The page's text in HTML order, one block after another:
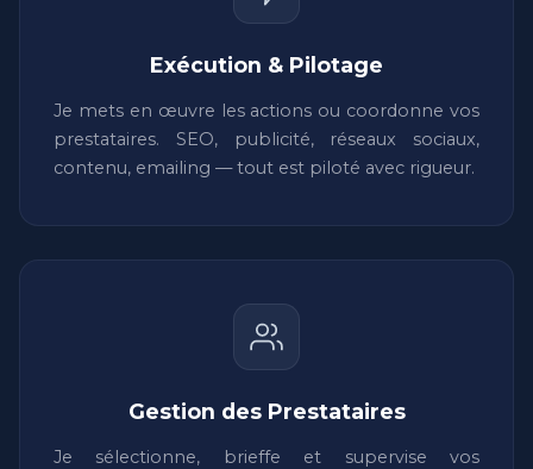
Exécution & Pilotage
Je mets en œuvre les actions ou coordonne vos
prestataires. SEO, publicité, réseaux sociaux,
contenu, emailing — tout est piloté avec rigueur.
Gestion des Prestataires
Je sélectionne, brieffe et supervise vos